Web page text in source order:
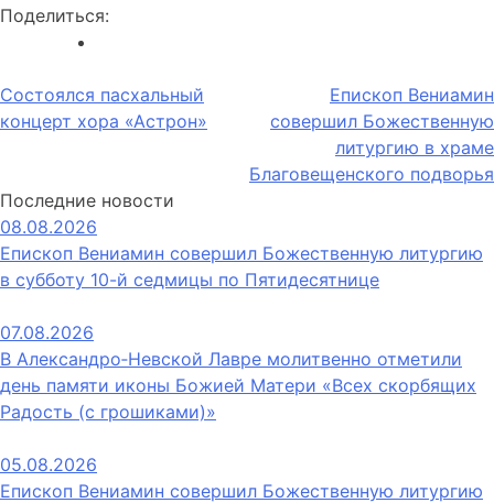
Поделиться:
Навигация
по
Состоялся пасхальный
концерт хора «Астрон»
Епископ Вениамин
совершил Божественную
литургию в храме
Благовещенского подворья
Последние новости
08.08.2026
Епископ Вениамин совершил Божественную литургию
в субботу 10-й седмицы по Пятидесятнице
07.08.2026
В Александро‑Невской Лавре молитвенно отметили
день памяти иконы Божией Матери «Всех скорбящих
Радость (с грошиками)»
05.08.2026
Епископ Вениамин совершил Божественную литургию